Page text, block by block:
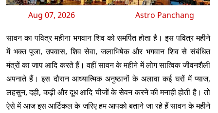
Aug 07, 2026 Astro Panchang
सावन का पवित्र महीना भगवान शिव को समर्पित होता है। इस पवित्र महीने
में भक्त पूजा, उपवास, शिव सेवा, जलाभिषेक और भगवान शिव से संबंधित
मंत्रों का जाप आदि करते हैं। वहीं सावन के महीने में लोग सात्विक जीवनशैली
अपनाते हैं। इस दौरान आध्यात्मिक अनुष्ठानों के अलावा कई घरों में प्याज,
लहसुन, दही, कढ़ी और दूध आदि चीजों के सेवन करने की मनाही होती है। तो
ऐसे में आज इस आर्टिकल के जरिए हम आपको बताने जा रहे हैं सावन के महीने